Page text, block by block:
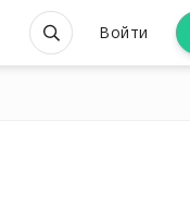
Войти